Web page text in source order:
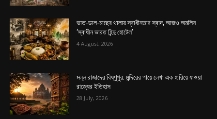
ভাত-ডাল-মাছের থালায় স্বাধীনতার স্বাদ, আজও অমলিন
‘স্বাধীন ভারত হিন্দু হোটেল’
4 August, 2026
মল্ল রাজাদের বিষ্ণুপুর: মন্দিরের গায়ে লেখা এক হারিয়ে যাওয়া
রাজ্যের ইতিহাস
28 July, 2026